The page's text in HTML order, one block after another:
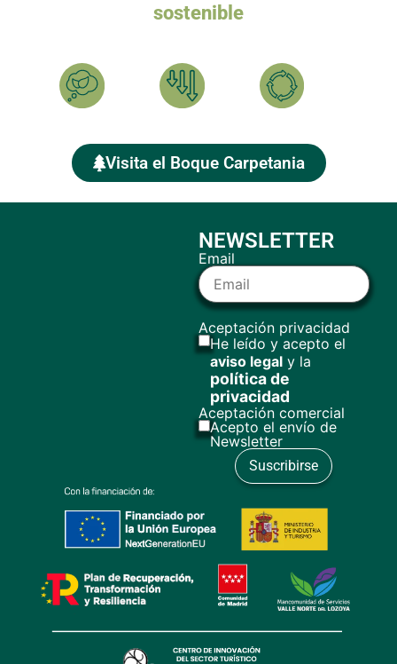
sostenible
Visita el Boque Carpetania
NEWSLETTER
Email
Aceptación privacidad
He leído y acepto el
aviso legal y la
política de
privacidad
Aceptación comercial
Acepto el envío de
Newsletter